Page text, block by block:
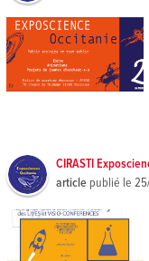
CIRASTI
article publié le